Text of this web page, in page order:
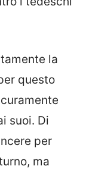
la
questo
suoi. Di
per
ma